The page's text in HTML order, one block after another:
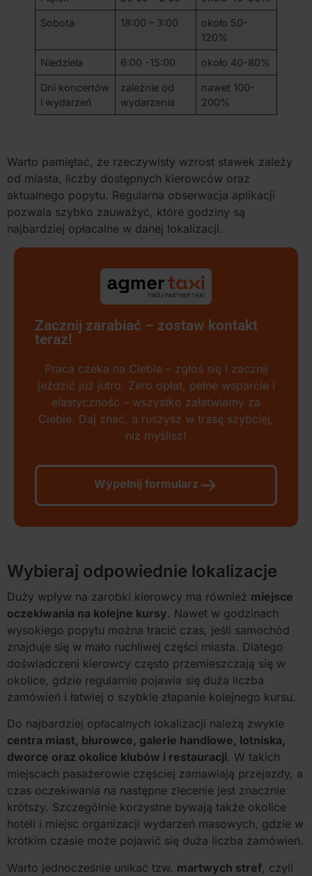
Sobota 18:00 – 3:00
około 50-
120%
Niedziela 6:00 -15:00 około 40-80%
Dni koncertów
i wydarzeń
zależnie od
wydarzenia
nawet 100-
200%
Warto pamiętać, że rzeczywisty wzrost stawek zależy
od miasta, liczby dostępnych kierowców oraz
aktualnego popytu. Regularna obserwacja aplikacji
pozwala szybko zauważyć, które godziny są
najbardziej opłacalne w danej lokalizacji.
Zacznij zarabiać – zostaw kontakt
teraz!
Praca czeka na Ciebie – zgłoś się i zacznij
jeździć już jutro. Zero opłat, pełne wsparcie i
elastyczność – wszystko załatwiamy za
Ciebie. Daj znać, a ruszysz w trasę szybciej,
niż myślisz!
Wypełnij formularz
Wybieraj odpowiednie lokalizacje
Duży wpływ na zarobki kierowcy ma również miejsce
oczekiwania na kolejne kursy. Nawet w godzinach
wysokiego popytu można tracić czas, jeśli samochód
znajduje się w mało ruchliwej części miasta. Dlatego
doświadczeni kierowcy często przemieszczają się w
okolice, gdzie regularnie pojawia się duża liczba
zamówień i łatwiej o szybkie złapanie kolejnego kursu.
Do najbardziej opłacalnych lokalizacji należą zwykle
centra miast, biurowce, galerie handlowe, lotniska,
dworce oraz okolice klubów i restauracji. W takich
miejscach pasażerowie częściej zamawiają przejazdy, a
czas oczekiwania na następne zlecenie jest znacznie
krótszy. Szczególnie korzystne bywają także okolice
hoteli i miejsc organizacji wydarzeń masowych, gdzie w
krótkim czasie może pojawić się duża liczba zamówień.
Warto jednocześnie unikać tzw. martwych stref, czyli